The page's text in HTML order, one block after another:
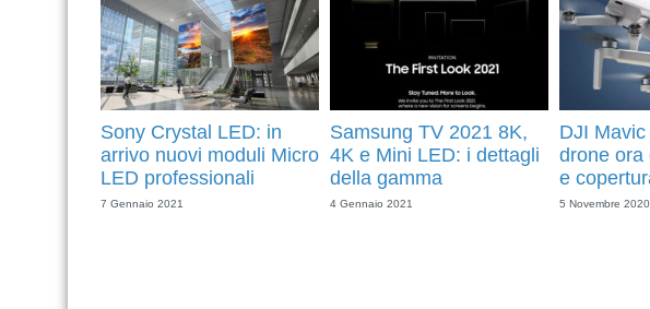
Sony Crystal LED: in
arrivo nuovi moduli Micro
LED professionali
7 Gennaio 2021
Samsung TV 2021 8K,
4K e Mini LED: i dettagli
della gamma
4 Gennaio 2021
DJI
drone ora
e
5 Novembre 2020